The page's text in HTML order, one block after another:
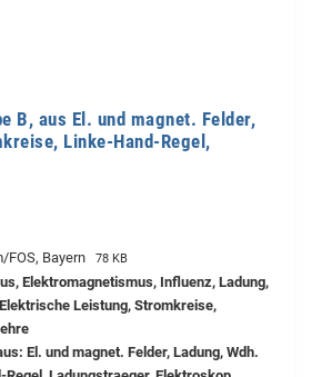
B, aus El. und magnet. Felder,
Linke-Hand-Regel,
Bayern 78 KB
Elektromagnetismus, Influenz, Ladung,
Leistung, Stromkreise,
El. und magnet. Felder, Ladung, Wdh.